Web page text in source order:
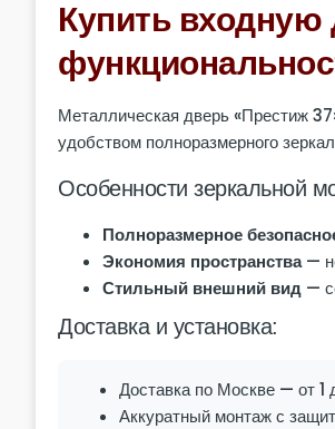
Купить входную
Металлическая дверь «Престиж
удобством полноразмерного
Особенности зеркальной
Полноразмерное
Экономия пространства—
Стильный внешний вид —
Доставка и установка:
Доставка по Москве — от 1
Аккуратный монтаж с